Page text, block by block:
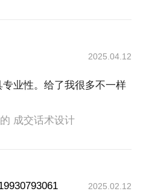
2025.04.12
业性。给了我很多不一样
成交话术设计
2025.02.12